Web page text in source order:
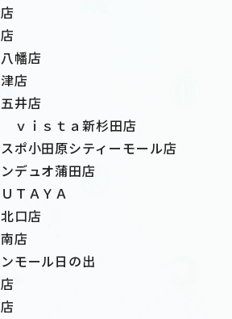
幡店
店
井店
ｉｓｔａ新杉田店
ポ小田原シティーモール店
デュオ蒲田店
ＴＡＹＡ
口店
店
モール日の出